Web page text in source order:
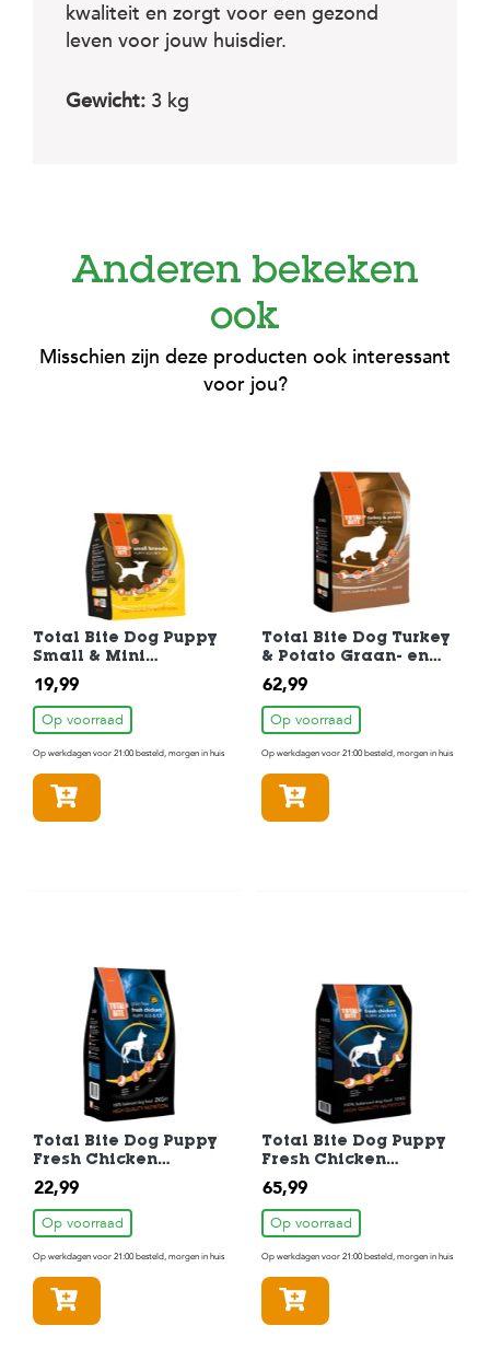
kwaliteit en zorgt voor een gezond
leven voor jouw huisdier.
Gewicht: 3 kg
Anderen bekeken
ook
Misschien zijn deze producten ook interessant
voor jou?
Total Bite Dog Puppy
Small & Mini
Hondenvoer 3 kg
19,99
Op voorraad
Op werkdagen voor 21:00 besteld, morgen in huis
Total Bite Dog Turkey
& Potato Graan- en
Glutenvrij
Hondenvoer 12 kg
62,99
Op voorraad
Op werkdagen voor 21:00 besteld, morgen in huis
Total Bite Dog Puppy
Fresh Chicken
Hondenvoer 2 kg
22,99
Op voorraad
Op werkdagen voor 21:00 besteld, morgen in huis
Total Bite Dog Puppy
Fresh Chicken
Hondenvoer 10 kg
65,99
Op voorraad
Op werkdagen voor 21:00 besteld, morgen in huis